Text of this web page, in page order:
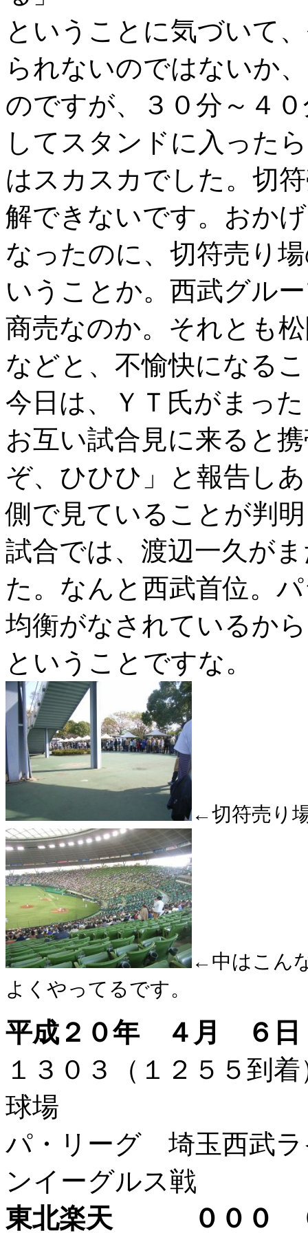
ということに気づいて
られないのではないか
のですが、３０分～４
してスタンドに入った
はスカスカでした。切
解できないです。おか
なったのに、切符売り
いうことか。西武グル
商売なのか。それとも
などと、不愉快になる
今日は、ＹＴ氏がまっ
お互い試合見に来ると
ぞ、ひひひ」と報告し
側で見ていることが判
試合では、渡辺一久が
た。なんと西武首位。
均衡がなされているか
ということですな。
←切符売り
←中はこん
よくやってるです。
平成２０年 ４月 ６日
１３０３（１２５５
球場
パ・リーグ 埼玉西武ラ
ンイーグルス戦
東北楽天 ０００